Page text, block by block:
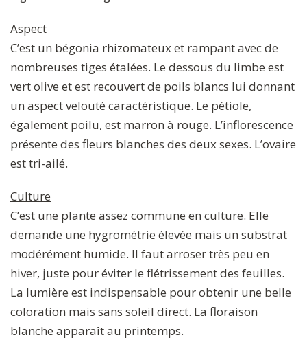
Aspect
C’est un bégonia rhizomateux et rampant avec de
nombreuses tiges étalées. Le dessous du limbe est
vert olive et est recouvert de poils blancs lui donnant
un aspect velouté caractéristique. Le pétiole,
également poilu, est marron à rouge. L’inflorescence
présente des fleurs blanches des deux sexes. L’ovaire
est tri-ailé.
Culture
C’est une plante assez commune en culture. Elle
demande une hygrométrie élevée mais un substrat
modérément humide. Il faut arroser très peu en
hiver, juste pour éviter le flétrissement des feuilles.
La lumière est indispensable pour obtenir une belle
coloration mais sans soleil direct. La floraison
blanche apparaît au printemps.